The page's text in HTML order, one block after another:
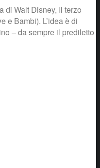
di Walt Disney, Il terzo
e Bambi). L’idea è di
– da sempre il prediletto